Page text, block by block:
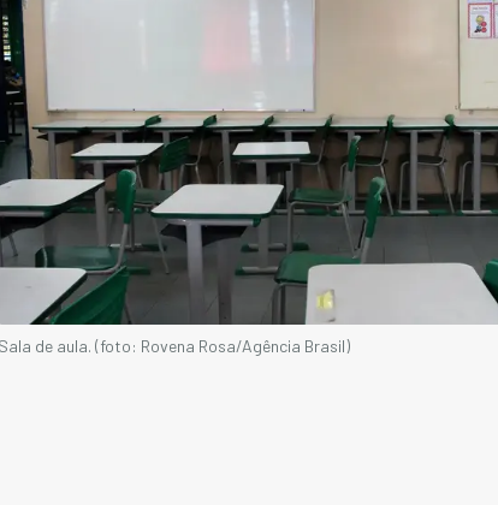
Sala de aula. (foto: Rovena Rosa/Agência Brasil)